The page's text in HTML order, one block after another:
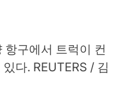
구에서 트럭이 컨
다. REUTERS / 김